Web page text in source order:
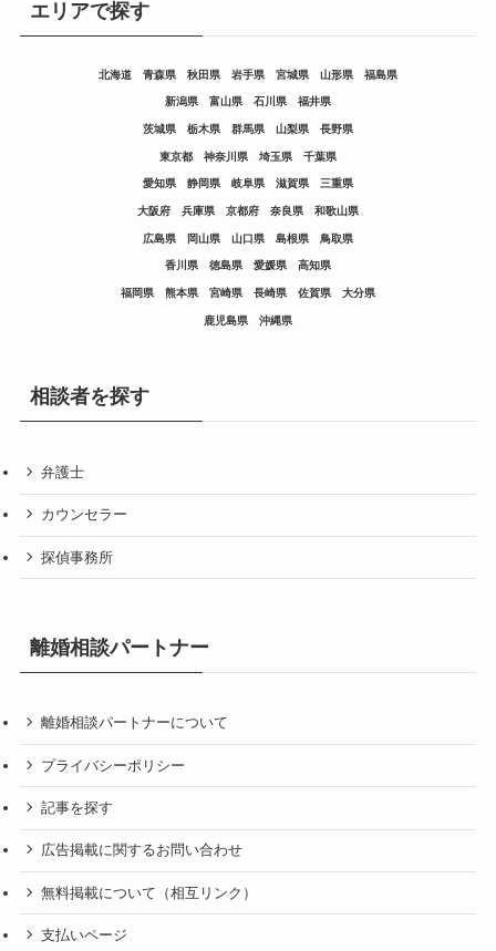
エリアで探す
北海道 青森県 秋田県 岩手県 宮城県 山形県 福島県
新潟県 富山県 石川県 福井県
茨城県 栃木県 群馬県 山梨県 長野県
東京都 神奈川県 埼玉県 千葉県
愛知県 静岡県 岐阜県 滋賀県 三重県
大阪府 兵庫県 京都府 奈良県 和歌山県
広島県 岡山県 山口県 島根県 鳥取県
香川県 徳島県 愛媛県 高知県
福岡県 熊本県 宮崎県 長崎県 佐賀県 大分県
鹿児島県 沖縄県
相談者を探す
弁護士
カウンセラー
探偵事務所
離婚相談パートナー
離婚相談パートナーについて
プライバシーポリシー
記事を探す
広告掲載に関するお問い合わせ
無料掲載について（相互リンク）
支払いページ